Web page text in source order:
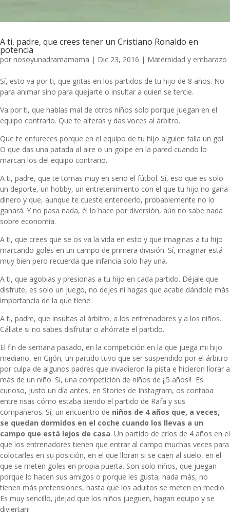
A ti, padre, que crees tener un Cristiano Ronaldo en
potencia
por nosoyunadramamama | Dic 23, 2016 | Maternidad y embarazo
Sí, esto va por ti, que gritas en los partidos de tu hijo de 8 años. No
para animar sino para quejarte o insultar a quien se tercie.
Va por ti, que hablas mal de otros niños solo porque juegan en el
equipo contrario. Que te alteras y das voces al árbitro.
Que te enfureces porque en el equipo de tu hijo alguien falla un gol.
O que das una patada al aire o un golpe en la pared cuando lo
marcan los del equipo contrario.
A ti, padre, que te tomas muy en serio el fútbol. Sí, eso que es solo
un deporte, un hobby, un entretenimiento con el que tu hijo no gana
dinero y que, aunque te cueste entenderlo, probablemente no lo
ganará. Y no pasa nada, él lo hace por diversión, aún no sabe nada
sobre economía.
A ti, que crees que se os va la vida en esto y que imaginas a tu hijo
marcando goles en un campo de primera división. Sí, imaginar está
muy bien pero recuerda que infancia solo hay una.
A ti, que agobias y presionas a tu hijo en cada partido. Déjale que
disfrute, es solo un juego, no dejes ni hagas que acabe dándole más
importancia de la que tiene.
A ti, padre, que insultas al árbitro, a los entrenadores y a los niños.
Cállate si no sabes disfrutar o ahórrate el partido.
El fin de semana pasado, en la competición en la que juega mi hijo
mediano, en Gijón, un partido tuvo que ser suspendido por el árbitro
por culpa de algunos padres que invadieron la pista e hicieron llorar a
más de un niño. Sí, una competición de niños de ¡¡5 años!! Es
curioso, justo un día antes, en Stories de Instagram, os contaba
entre risas cómo estaba siendo el partido de Rafa y sus
compañeros. Sí, un encuentro de niños de 4 años que, a veces,
se quedan dormidos en el coche cuando los llevas a un
campo que está lejos de casa. Un partido de críos de 4 años en el
que los entrenadores tienen que entrar al campo muchas veces para
colocarles en su posición, en el que lloran si se caen al suelo, en el
que se meten goles en propia puerta. Son solo niños, que juegan
porque lo hacen sus amigos o porque les gusta, nada más, no
tienen más pretensiones, hasta que los adultos se meten en medio.
Es muy sencillo, ¡dejad que los niños jueguen, hagan equipo y se
diviertan!